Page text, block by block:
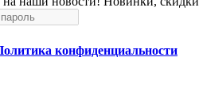
конфиденциальности